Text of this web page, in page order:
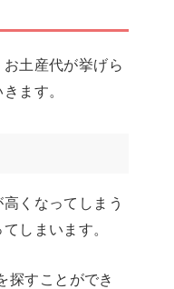
土産代が挙げら
ます。
くなってしまう
しまいます。
探すことができ